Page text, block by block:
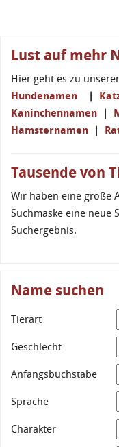
Lust auf mehr
Hier geht es zu
Hundenamen |
Kaninchennamen |
Hamsternamen |
Tausende von
Wir haben eine große
Suchmaske eine neue
Suchergebnis.
Name suchen
Tierart
Geschlecht
Anfangsbuchstabe
Sprache
Charakter